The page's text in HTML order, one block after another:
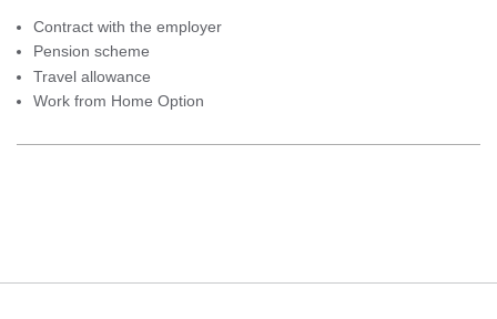
Contract with the employer
Pension scheme
Travel allowance
Work from Home Option